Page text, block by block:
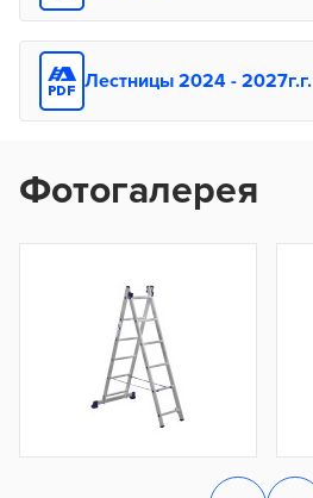
Лестницы 2024 - 2027г.г.
Фотогалерея